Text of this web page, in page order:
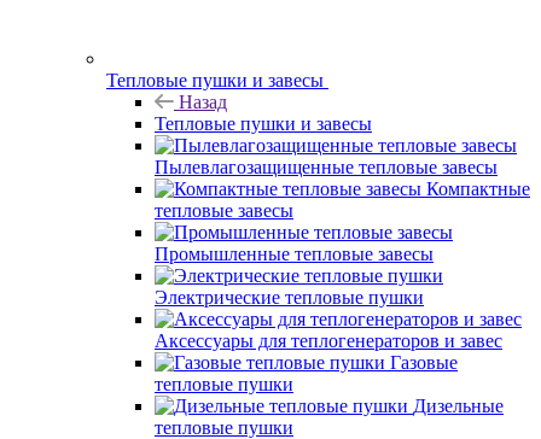
Тепловые пушки и завесы
Назад
Тепловые пушки и завесы
Пылевлагозащищенные тепловые завесы
Компактные
тепловые завесы
Промышленные тепловые завесы
Электрические тепловые пушки
Аксессуары для теплогенераторов и завес
Газовые
тепловые пушки
Дизельные
тепловые пушки